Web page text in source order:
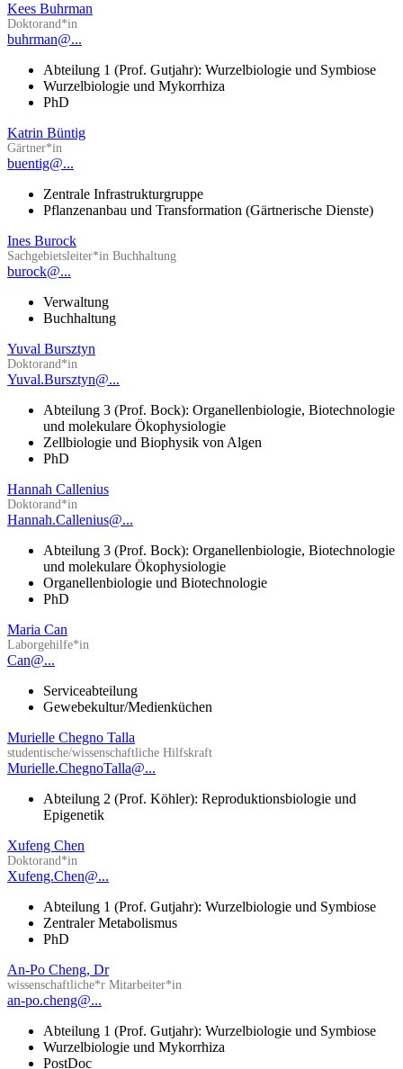
Kees Buhrman
Doktorand*in
buhrman@...
Abteilung 1 (Prof. Gutjahr): Wurzelbiologie und Symbiose
Wurzelbiologie und Mykorrhiza
PhD
Katrin Büntig
Gärtner*in
buentig@...
Zentrale Infrastrukturgruppe
Pflanzenanbau und Transformation (Gärtnerische Dienste)
Ines Burock
Sachgebietsleiter*in Buchhaltung
burock@...
Verwaltung
Buchhaltung
Yuval Bursztyn
Doktorand*in
Yuval.Bursztyn@...
Abteilung 3 (Prof. Bock): Organellenbiologie, Biotechnologie
und molekulare Ökophysiologie
Zellbiologie und Biophysik von Algen
PhD
Hannah Callenius
Doktorand*in
Hannah.Callenius@...
Abteilung 3 (Prof. Bock): Organellenbiologie, Biotechnologie
und molekulare Ökophysiologie
Organellenbiologie und Biotechnologie
PhD
Maria Can
Laborgehilfe*in
Can@...
Serviceabteilung
Gewebekultur/Medienküchen
Murielle Chegno Talla
studentische/wissenschaftliche Hilfskraft
Murielle.ChegnoTalla@...
Abteilung 2 (Prof. Köhler): Reproduktionsbiologie und
Epigenetik
Xufeng Chen
Doktorand*in
Xufeng.Chen@...
Abteilung 1 (Prof. Gutjahr): Wurzelbiologie und Symbiose
Zentraler Metabolismus
PhD
An-Po Cheng, Dr
wissenschaftliche*r Mitarbeiter*in
an-po.cheng@...
Abteilung 1 (Prof. Gutjahr): Wurzelbiologie und Symbiose
Wurzelbiologie und Mykorrhiza
PostDoc